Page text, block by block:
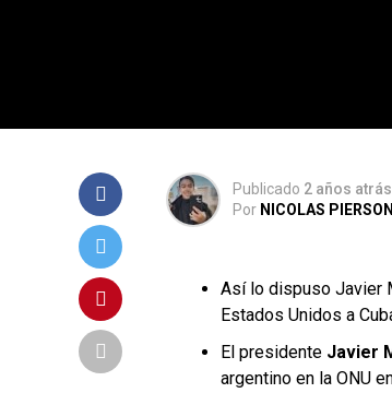
Publicado 2 años atrás
Por NICOLAS PIERSON
Así lo dispuso Javier
Estados Unidos a
El presidente Javier
argentino en la ONU